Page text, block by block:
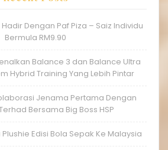
Dengan Paf Piza – Saiz Individu
Bermula RM9.90
Balance 3 dan Balance Ultra
Hybrid Training Yang Lebih Pintar
Jenama Pertama Dengan
Bersama Big Boss HSP
Edisi Bola Sepak Ke Malaysia